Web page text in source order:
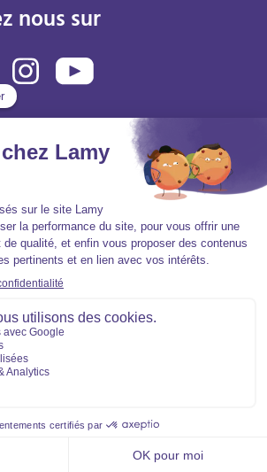
nous sur
Mentions légales
des données personnelles
: partiellement conforme